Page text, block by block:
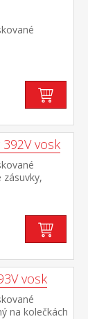
vosk
zásuvky,
vosk
na kolečkách